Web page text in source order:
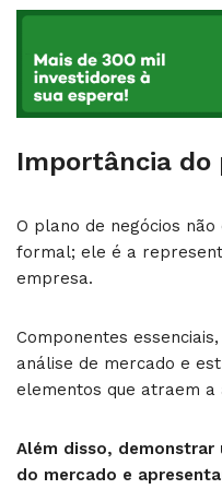
Importância do
O plano de negócios
formal; ele é a
empresa.
Componentes
análise de mercado e
elementos que atraem a
Além disso,
do mercado e